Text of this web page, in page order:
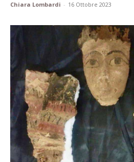
Chiara Lombardi - 16 Ottobre 2023